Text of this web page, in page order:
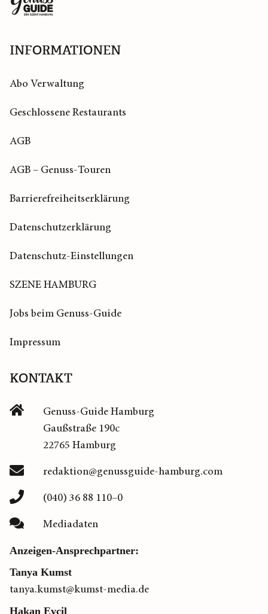
zur
INFORMATIONEN
Abo Verwaltung
Geschlossene Restaurants
AGB
AGB – Genuss-Touren
Barrierefreiheitserklärung
Datenschutzerklärung
Datenschutz-Einstellungen
SZENE HAMBURG
Jobs beim Genuss-Guide
Impressum
KONTAKT
Genuss-Guide Hamburg
Gaußstraße 190c
22765 Hamburg
redaktion@genussguide-hamburg.com
(040) 36 88 110–0
Mediadaten
Anzeigen-Ansprechpartner:
Tanya Kumst
tanya.kumst@kumst-media.de
Hakan Evcil